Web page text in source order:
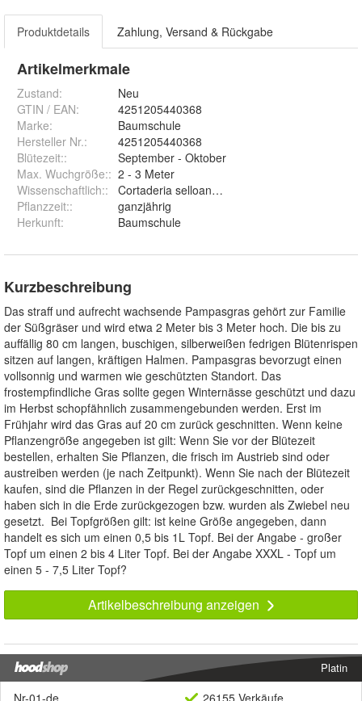
Produktdetails Zahlung, Versand & Rückgabe
Artikelmerkmale
Zustand:
Neu
GTIN / EAN:
4251205440368
Marke:
Baumschule
Hersteller Nr.:
4251205440368
Blütezeit::
September - Oktober
Max. Wuchgröße:: 2 - 3 Meter
Wissenschaftlich::
Cortaderia selloana Evita
Pflanzzeit::
ganzjährig
Herkunft: Baumschule
Kurzbeschreibung
Das straff und aufrecht wachsende Pampasgras gehört zur Familie
der Süßgräser und wird etwa 2 Meter bis 3 Meter hoch. Die bis zu
auffällig 80 cm langen, buschigen, silberweißen fedrigen Blütenrispen
sitzen auf langen, kräftigen Halmen. Pampasgras bevorzugt einen
vollsonnig und warmen wie geschützten Standort. Das
frostempfindliche Gras sollte gegen Winternässe geschützt und dazu
im Herbst schopfähnlich zusammengebunden werden. Erst im
Frühjahr wird das Gras auf 20 cm zurück geschnitten. Wenn keine
Pflanzengröße angegeben ist gilt: Wenn Sie vor der Blütezeit
bestellen, erhalten Sie Pflanzen, die frisch im Austrieb sind oder
austreiben werden (je nach Zeitpunkt). Wenn Sie nach der Blütezeit
kaufen, sind die Pflanzen in der Regel zurückgeschnitten, oder
haben sich in die Erde zurückgezogen bzw. wurden als Zwiebel neu
gesetzt. Bei Topfgrößen gilt: ist keine Größe angegeben, dann
handelt es sich um einen 0,5 bis 1L Topf. Bei der Angabe - großer
Topf um einen 2 bis 4 Liter Topf. Bei der Angabe XXXL - Topf um
einen 5 - 7,5 Liter Topf?
Artikelbeschreibung anzeigen
Platin
Nr-01-de
26155 Verkäufe